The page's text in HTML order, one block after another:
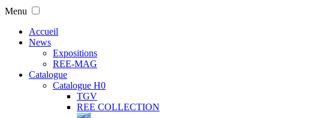
Menu
Accueil
News
Expositions
REE-MAG
Catalogue
Catalogue H0
TGV
REE COLLECTION